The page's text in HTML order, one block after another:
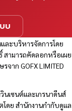
บ
ละบริหารจัดการโดย
สามารถคัดลอกหรือเผย
าก GOFX LIMITED
นเซนต์และเกรนาดีนส์
ดย สำนักงานกำกับดูแล